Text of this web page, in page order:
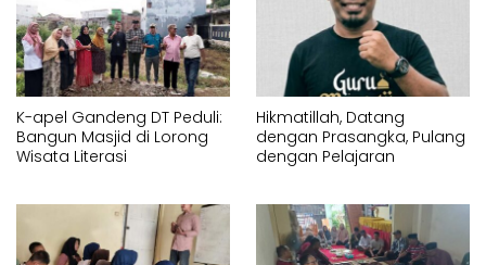
K-apel Gandeng DT Peduli:
Bangun Masjid di Lorong
Wisata Literasi
Hikmatillah, Datang
dengan Prasangka, Pulang
dengan Pelajaran